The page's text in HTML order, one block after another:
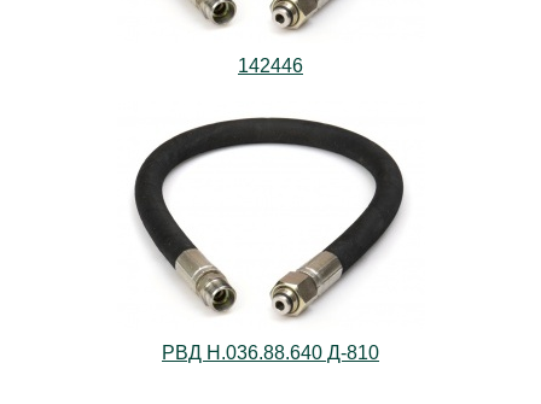
142446
РВД Н.036.88.640 Д-810